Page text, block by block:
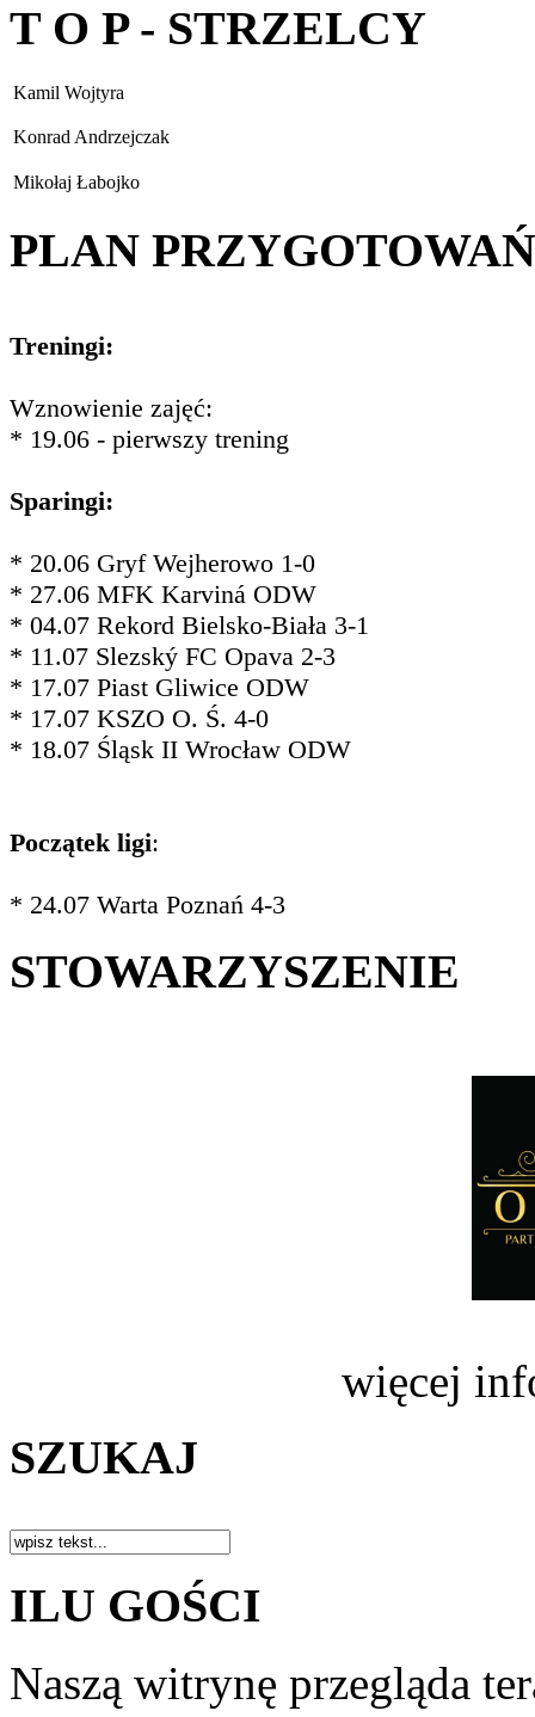
T O P - STRZELCY
Kamil Wojtyra
Konrad Andrzejczak
Mikołaj Łabojko
PLAN PRZYGOTOWAŃ
Treningi:
Wznowienie zajęć:
* 19.06 - pierwszy trening
Sparingi:
* 20.06 Gryf Wejherowo 1-0
* 27.06 MFK Karviná ODW
* 04.07 Rekord Bielsko-Biała 3-1
* 11.07 Slezský FC Opava 2-3
* 17.07 Piast Gliwice ODW
* 17.07 KSZO O. Ś. 4-0
* 18.07 Śląsk II Wrocław ODW
Początek ligi:
* 24.07 Warta Poznań 4-3
STOWARZYSZENIE
więcej
SZUKAJ
ILU GOŚCI
Naszą witrynę przegląda